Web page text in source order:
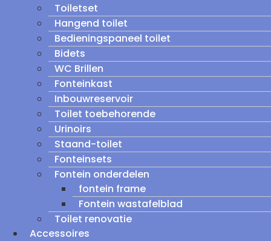
Toiletset
Hangend toilet
Bedieningspaneel toilet
Bidets
WC Brillen
Fonteinkast
Inbouwreservoir
Toilet toebehorende
Urinoirs
Staand-toilet
Fonteinsets
Fontein onderdelen
fontein frame
Fontein wastafelblad
Toilet renovatie
Accessoires